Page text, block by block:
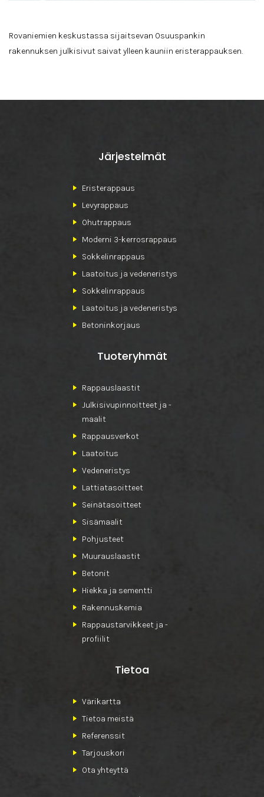
Rovaniemien keskustassa sijaitsevan Osuuspankin
rakennuksen julkisivut saivat ylleen kauniin eristerappauksen.
Järjestelmät
Eristerappaus
Levyrappaus
Ohutrappaus
Moderni 3-kerrosrappaus
Sokkelinrappaus
Laatoitus ja vedeneristys
Sokkelinrappaus
Laatoitus ja vedeneristys
Betoninkorjaus
Tuoteryhmät
Rappauslaastit
Julkisivupinnoitteet ja -
maalit
Rappausverkot
Laatoitus
Vedeneristys
Lattiatasoitteet
Seinätasoitteet
Sisämaalit
Pohjusteet
Muurauslaastit
Betonit
Hiekka ja sementti
Rakennuskemia
Rappaustarvikkeet ja -
profiilit
Tietoa
Värikartta
Tietoa meistä
Referenssit
Tarjouskori
Ota yhteyttä